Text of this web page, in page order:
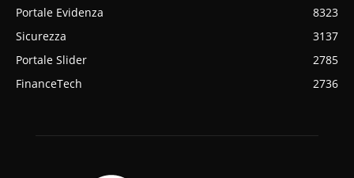
Portale Evidenza
8323
Sicurezza
3137
Portale Slider
2785
FinanceTech
2736